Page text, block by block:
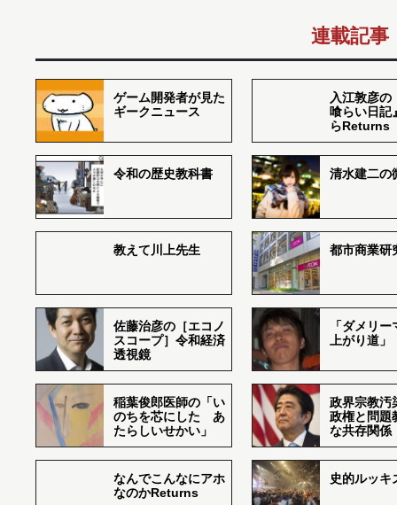
連載記事
ゲーム開発者が見た
ギークニュース
入江敦彦の
喰らい日記
らReturns
令和の歴史教科書 清水建二の
教えて川上先生 都市商業研
佐藤治彦の［エコノ
スコープ］令和経済
透視鏡
「ダメリ
上がり道」
稲葉俊郎医師の「い
のちを芯にした あ
たらしいせかい」
政界宗教汚
政権と問題
な共存関係
なんでこんなにアホ
なのかReturns
史的ルッキ